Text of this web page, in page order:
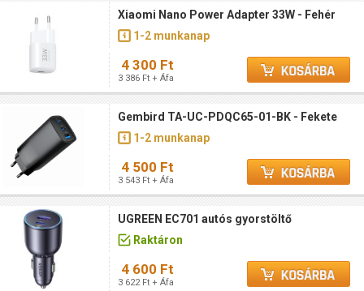
Xiaomi Nano Power Adapter 33W - Fehér
1-2 munkanap
4 300 Ft
3 386 Ft + Áfa
Gembird TA-UC-PDQC65-01-BK - Fekete
1-2 munkanap
4 500 Ft
3 543 Ft + Áfa
UGREEN EC701 autós gyorstöltő
Raktáron
4 600 Ft
3 622 Ft + Áfa